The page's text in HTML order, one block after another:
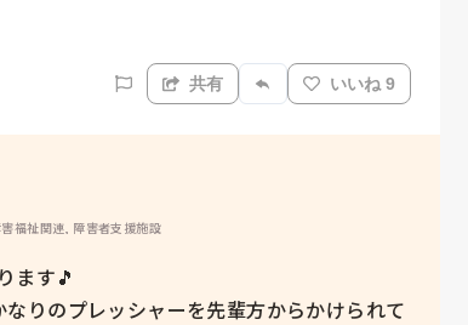
共有 いいね 9
福祉関連, 障害者支援施設
ます🎵
りのプレッシャーを先輩方からかけられて